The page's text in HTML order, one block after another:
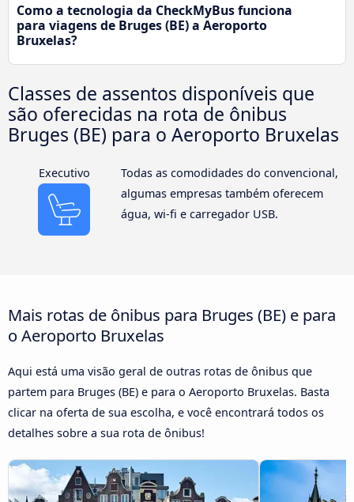
Como a tecnologia da CheckMyBus funciona
para viagens de Bruges (BE) a Aeroporto
Bruxelas?
Classes de assentos disponíveis que
são oferecidas na rota de ônibus
Bruges (BE) para o Aeroporto Bruxelas
Executivo
Todas as comodidades do convencional,
algumas empresas também oferecem
água, wi-fi e carregador USB.
Mais rotas de ônibus para Bruges (BE) e para
o Aeroporto Bruxelas
Aqui está uma visão geral de outras rotas de ônibus que
partem para Bruges (BE) e para o Aeroporto Bruxelas. Basta
clicar na oferta de sua escolha, e você encontrará todos os
detalhes sobre a sua rota de ônibus!